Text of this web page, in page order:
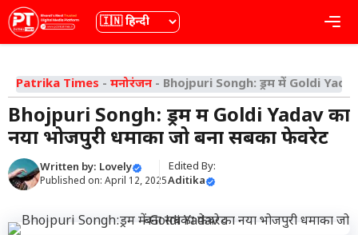
Skip
to
content
भाषा
Patrika Times - मनोरंजन - Bhojpuri Songh: ड्रम में Goldi
Bhojpuri Songh: ड्रम में Goldi Yadav का
नया भोजपुरी धमाका जो बना सबका फेवरेट
Written by: Lovely
Published on: April 12, 2025
Edited By:
Aditika